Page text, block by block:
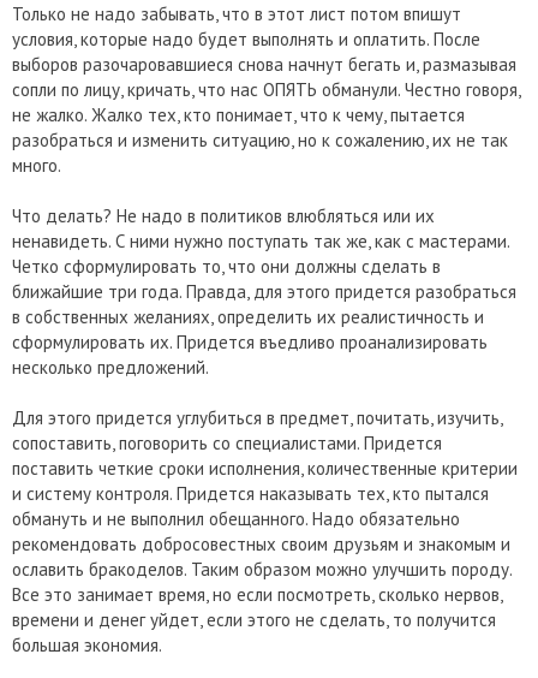
Только не надо забывать, что в этот лист потом впишут
условия, которые надо будет выполнять и оплатить. После
выборов разочаровавшиеся снова начнут бегать и, размазывая
сопли по лицу, кричать, что нас ОПЯТЬ обманули. Честно говоря,
не жалко. Жалко тех, кто понимает, что к чему, пытается
разобраться и изменить ситуацию, но к сожалению, их не так
много.
Что делать? Не надо в политиков влюбляться или их
ненавидеть. С ними нужно поступать так же, как с мастерами.
Четко сформулировать то, что они должны сделать в
ближайшие три года. Правда, для этого придется разобраться
в собственных желаниях, определить их реалистичность и
сформулировать их. Придется въедливо проанализировать
несколько предложений.
Для этого придется углубиться в предмет, почитать, изучить,
сопоставить, поговорить со специалистами. Придется
поставить четкие сроки исполнения, количественные критерии
и систему контроля. Придется наказывать тех, кто пытался
обмануть и не выполнил обещанного. Надо обязательно
рекомендовать добросовестных своим друзьям и знакомым и
ославить бракоделов. Таким образом можно улучшить породу.
Все это занимает время, но если посмотреть, сколько нервов,
времени и денег уйдет, если этого не сделать, то получится
большая экономия.